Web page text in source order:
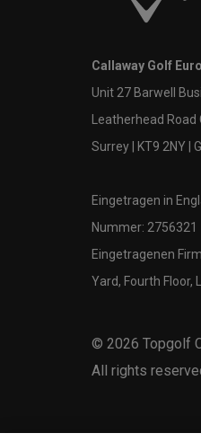
Callaway Golf
Unit 27 Barwell
Leatherhead
Surrey | KT9 2NY |
Eingetragen in
Nummer: 2756321
Eingetragenen
Yard, Fourth Floor,
© 2026 Topgolf
All rights